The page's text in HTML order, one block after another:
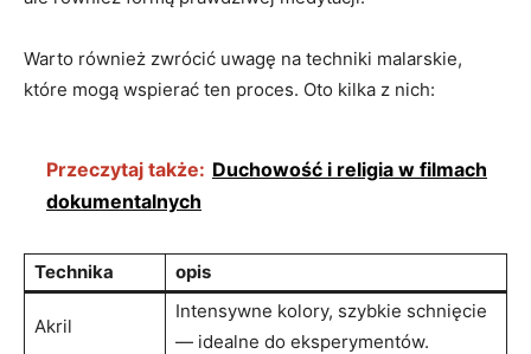
Warto również zwrócić uwagę na techniki malarskie,
które mogą wspierać ten proces. Oto kilka z nich:
Przeczytaj także: Duchowość i religia w filmach
dokumentalnych
Technika opis
Akril
Intensywne kolory, szybkie schnięcie
— idealne do eksperymentów.